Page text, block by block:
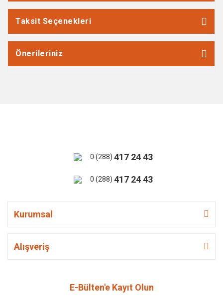
Taksit Seçenekleri
Önerileriniz
0 (288) 417 24 43
0 (288) 417 24 43
Kurumsal
Alışveriş
E-Bülten'e Kayıt Olun